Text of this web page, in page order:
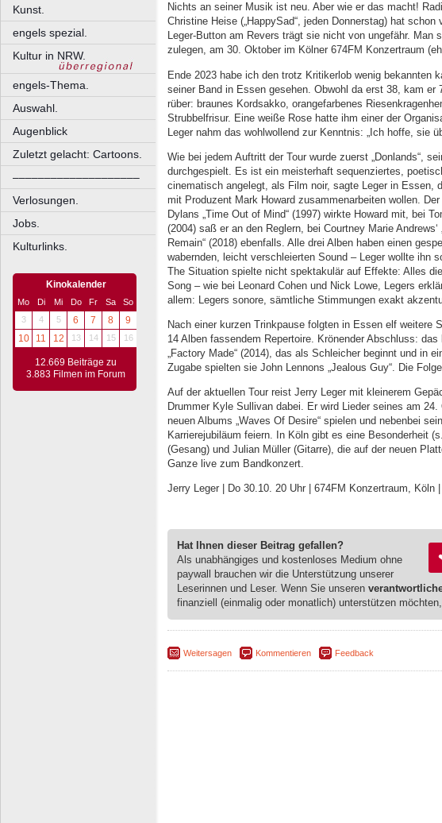
Kunst.
engels spezial.
Kultur in NRW.
engels-Thema.
Auswahl.
Augenblick
Zuletzt gelacht: Cartoons.
––––––––––––––––––––
Verlosungen.
Jobs.
Kulturlinks.
Kinokalender
Mo Di Mi Do Fr Sa
So
3
4 5 6 7 8
9
10
11 12 13 14 15 16
12.669 Beiträge zu
3.883 Filmen im Forum
Nichts an seiner Musik ist neu. Aber wie er das macht!
Christine Heise („HappySad“, jeden Donnerstag) hat schon
Leger-Button am Revers trägt sie nicht von ungefähr. Man
zulegen, am 30. Oktober im Kölner 674FM Konzertraum
Ende 2023 habe ich den trotz Kritikerlob wenig bekannten
seiner Band in Essen gesehen. Obwohl da erst 38, kam er
rüber: braunes Kordsakko, orangefarbenes
Strubbelfrisur. Eine weiße Rose hatte ihm einer der
Leger nahm das wohlwollend zur Kenntnis: „Ich hoffe, sie
Wie bei jedem Auftritt der Tour wurde zuerst „Donlands“,
durchgespielt. Es ist ein meisterhaft sequenziertes,
cinematisch angelegt, als Film noir, sagte Leger in Essen,
mit Produzent Mark Howard zusammenarbeiten wollen.
Dylans „Time Out of Mind“ (1997) wirkte Howard mit, bei
(2004) saß er an den Reglern, bei Courtney Marie Andrews‘
Remain“ (2018) ebenfalls. Alle drei Alben haben einen
wabernden, leicht verschleierten Sound – Leger wollte ihn
The Situation spielte nicht spektakulär auf Effekte: Alles
Song – wie bei Leonard ­Cohen und Nick Lowe, Legers
allem: Legers sonore, sämtliche Stimmungen exakt
Nach einer kurzen Trinkpause folgten in Essen elf weitere
14 Alben fassendem Repertoire. Krönender Abschluss:
„Factory Made“ (2014), das als Schleicher beginnt und in
Zugabe spielten sie John Lennons „Jealous Guy“. Die
Auf der aktuellen Tour reist Jerry Leger mit kleinerem
Drummer Kyle Sullivan dabei. Er wird Lieder seines am
neuen Albums „Waves Of Desire“ spielen und nebenbei
Karrierejubiläum feiern. In Köln gibt es eine Besonderheit
(Gesang) und Julian Müller (Gitarre), die auf der neuen
Ganze live zum Bandkonzert.
Jerry Leger | Do 30.10. 20 Uhr | 674FM Konzertraum, Köln |
Hat Ihnen dieser Beitrag gefallen?
Als unabhängiges und kostenloses Medium ohne
paywall brauchen wir die Unterstützung unserer
Leserinnen und Leser. Wenn Sie unseren
finanziell (einmalig oder monatlich) unterstützen
Weitersagen Kommentieren Feedback